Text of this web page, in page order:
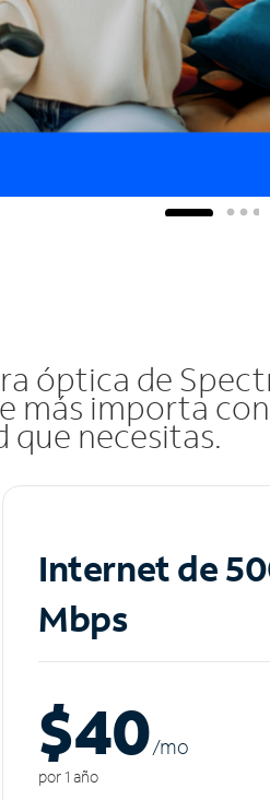
óptica de
más importa
que necesitas.
Internet de
Mbps
$40/mo
por 1 año